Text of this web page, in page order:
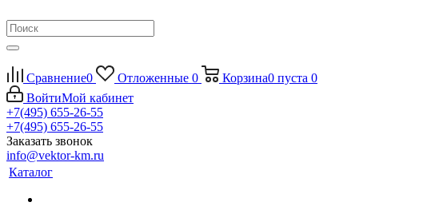
Сравнение0 Отложенные 0 Корзина0 пуста 0
ВойтиМой кабинет
+7(495) 655-26-55
+7(495) 655-26-55
Заказать звонок
info@vektor-km.ru
Каталог